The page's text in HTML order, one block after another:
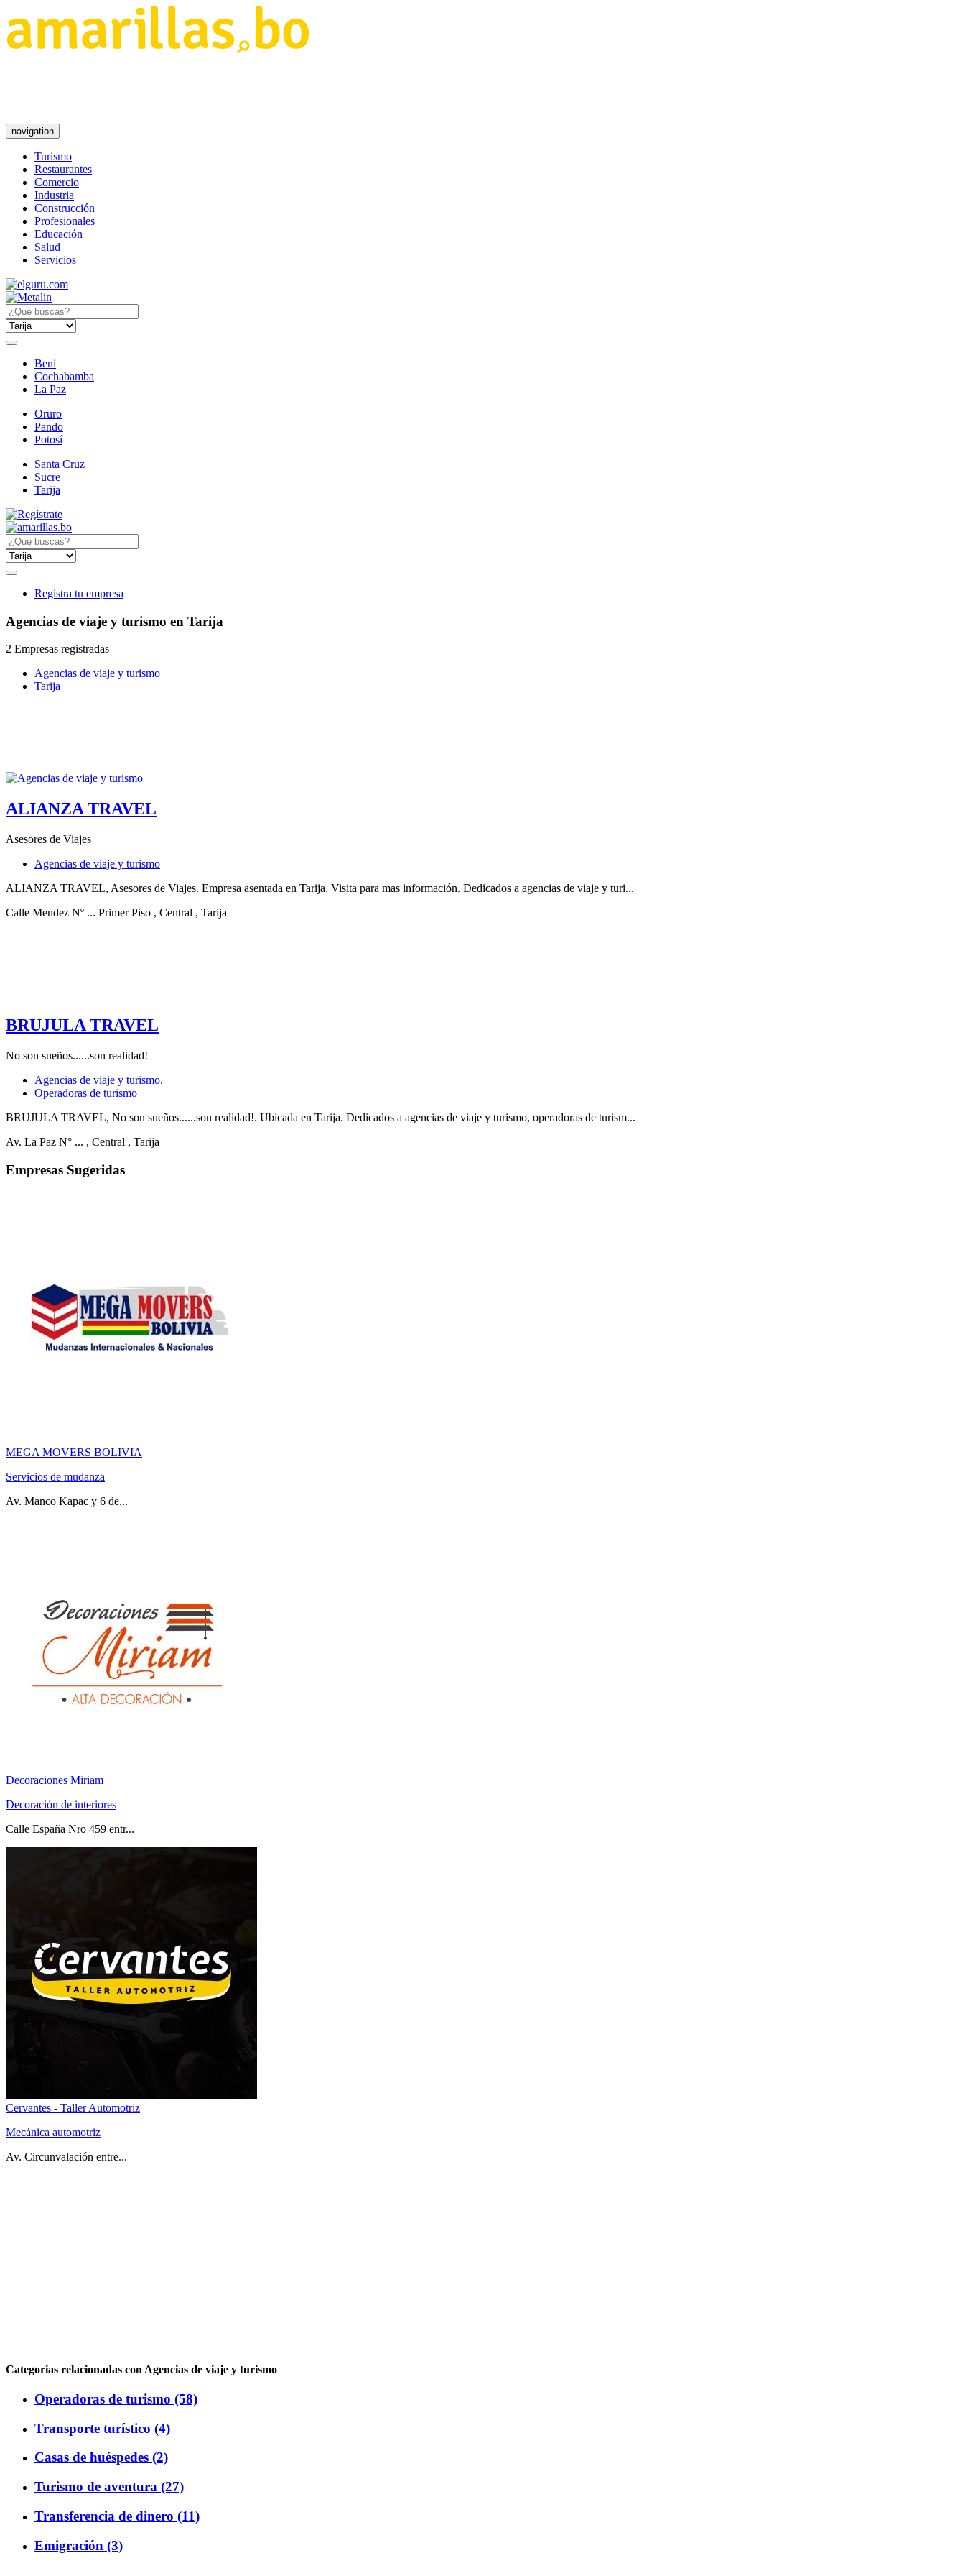
navigation
Turismo
Restaurantes
Comercio
Industria
Construcción
Profesionales
Educación
Salud
Servicios
Beni
Cochabamba
La Paz
Oruro
Pando
Potosí
Santa Cruz
Sucre
Tarija
Registra tu empresa
Agencias de viaje y turismo en Tarija
2 Empresas registradas
Agencias de viaje y turismo
Tarija
ALIANZA TRAVEL
Asesores de Viajes
Agencias de viaje y turismo
ALIANZA TRAVEL, Asesores de Viajes. Empresa asentada en Tarija. Visita para mas información. Dedicados a agencias de viaje y turi...
Calle Mendez Nº ... Primer Piso , Central , Tarija
BRUJULA TRAVEL
No son sueños......son realidad!
Agencias de viaje y turismo,
Operadoras de turismo
BRUJULA TRAVEL, No son sueños......son realidad!. Ubicada en Tarija. Dedicados a agencias de viaje y turismo, operadoras de turism...
Av. La Paz N° ... , Central , Tarija
Empresas Sugeridas
MEGA MOVERS BOLIVIA
Servicios de mudanza
Av. Manco Kapac y 6 de...
Decoraciones Miriam
Decoración de interiores
Calle España Nro 459 entr...
Cervantes - Taller Automotriz
Mecánica automotriz
Av. Circunvalación entre...
Categorias relacionadas con Agencias de viaje y turismo
Operadoras de turismo (58)
Transporte turístico (4)
Casas de huéspedes (2)
Turismo de aventura (27)
Transferencia de dinero (11)
Emigración (3)